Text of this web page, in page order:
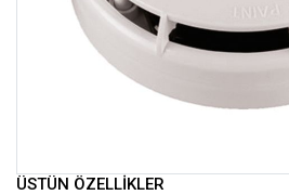
ÜSTÜN ÖZELLİKLER